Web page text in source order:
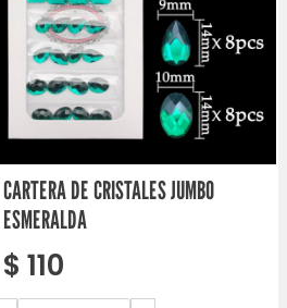
CARTERA DE CRISTALES JUMBO
ESMERALDA
$ 110